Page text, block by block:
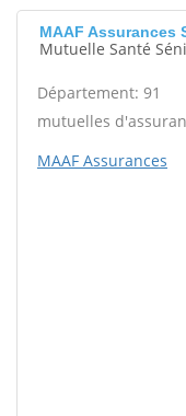
MAAF Assurances
Mutuelle Santé
Département: 91
mutuelles
MAAF Assurances